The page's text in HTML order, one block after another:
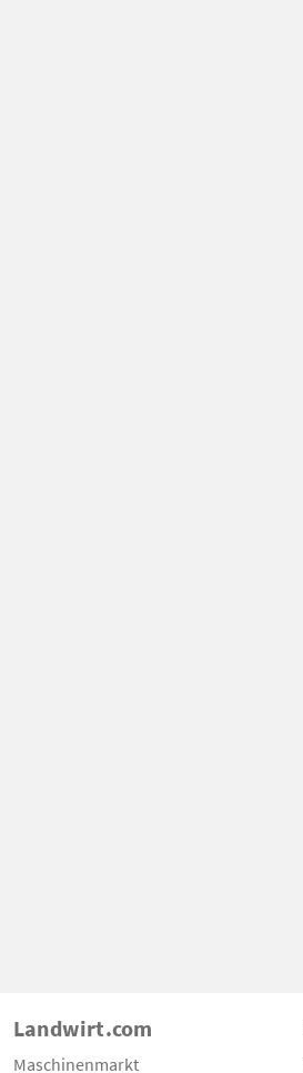
Landwirt.com
Maschinenmarkt